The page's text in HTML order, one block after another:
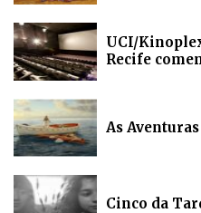
UCI/
Recife
As
Cinco da